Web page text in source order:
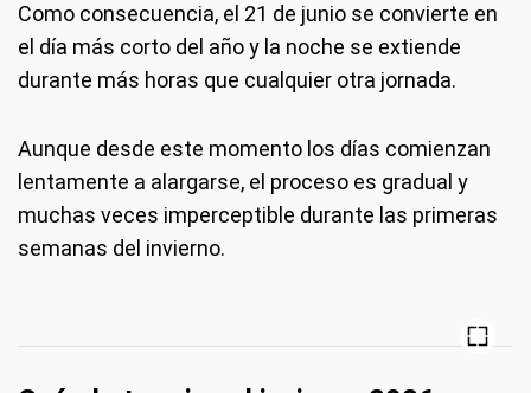
Como consecuencia, el 21 de junio se convierte en
el día más corto del año y la noche se extiende
durante más horas que cualquier otra jornada.
Aunque desde este momento los días comienzan
lentamente a alargarse, el proceso es gradual y
muchas veces imperceptible durante las primeras
semanas del invierno.